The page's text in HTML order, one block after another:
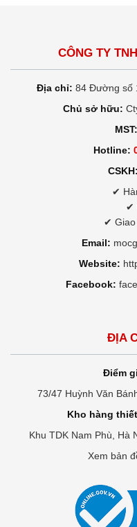
CÔNG TY
Địa chỉ: 84 Đường số
Chủ sở hữu:
MST:
Hotline:
CSKH:
✔
✔
✔ Giao
Email:
Website:
Facebook:
ĐỊA
Điểm
73/47 Huỳnh Văn
Kho hàng
Khu TDK Nam Phù, Hà
Xem bản